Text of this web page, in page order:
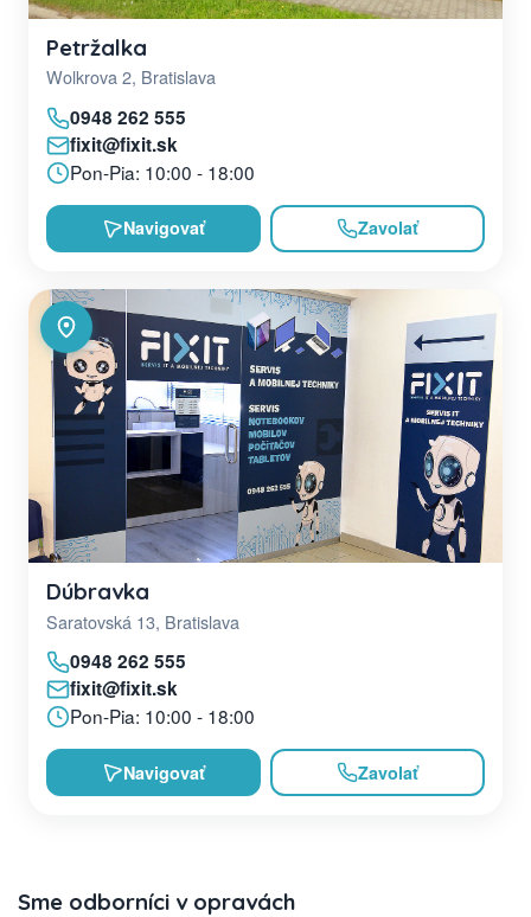
Petržalka
Wolkrova 2, Bratislava
0948 262 555
fixit@fixit.sk
Pon-Pia: 10:00 - 18:00
Navigovať Zavolať
Dúbravka
Saratovská 13, Bratislava
0948 262 555
fixit@fixit.sk
Pon-Pia: 10:00 - 18:00
Navigovať Zavolať
Sme odborníci v opravách